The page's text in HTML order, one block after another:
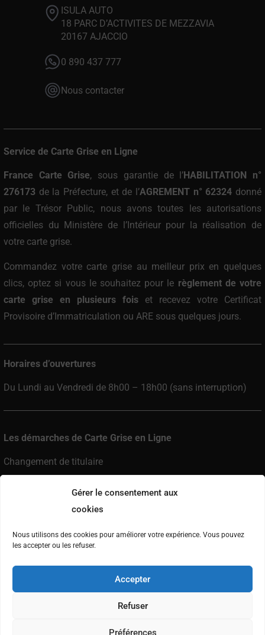
Gérer le consentement aux
cookies
Nous utilisons des cookies pour améliorer votre expérience. Vous pouvez
les accepter ou les refuser.
Accepter
Refuser
Préférences
ISULA AUTO
18 PARC D’ACTIVITES DE MEZZAVIA
20167 AJACCIO
0 890 437 777
Nous contacter
Service de Carte Grise en Ligne
France Carte Grise, sous garantie de l’HABILITATION n°
276173 de la Préfecture, et de l’AGREMENT n° 62324 donné
par le Trésor Public, nous avons toutes les autorisations
officielles du Ministère de l’Intérieur pour la réalisation de
votre carte grise.
Commandez votre carte grise au meilleur prix en quelques
clics, optez si vous le souhaitez pour le règlement de votre
carte grise en plusieurs fois et recevez votre Certificat
Provisoire d’Immatriculation ou ARE sous quelques jours.
Horaires d’ouvertures
Du Lundi au Vendredi de 8h00 – 18h00 (sans interruption)
Les démarches de Carte Grise en Ligne
Changement de titulaire
Enregistrement de cession
Changement de locataire
Changement de statut matrimonial
Immatriculation véhicule neuf